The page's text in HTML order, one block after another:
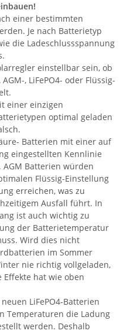
einer bestimmten
Je nach Batterietyp
die Ladeschlussspannung
einstellbar sein, ob
, LiFePO4- oder Flüssig-
einer einzigen
optimal geladen
Batterien mit einer auf
eingestellten Kennlinie
AGM Batterien würden
Flüssig-Einstellung
erreichen, was zu
Ausfall führt. In
ist auch wichtig zu
der Batterietemperatur
Wird dies nicht
im Sommer
nie richtig vollgeladen,
Effekte hat wie oben
LiFePO4-Batterien
Temperaturen die Ladung
werden. Deshalb